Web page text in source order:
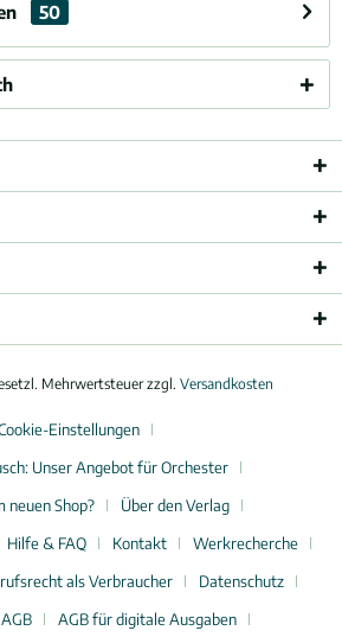
50
Mehrwertsteuer zzgl. Versandkosten
Einstellungen
Unser Angebot für Orchester
neuen Shop?
Über den Verlag
Hilfe & FAQ Kontakt
Werkrecherche
als Verbraucher
Datenschutz
AGB
AGB für digitale Ausgaben